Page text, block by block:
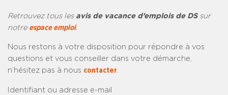
Retrouvez tous les avis de vacance d’emplois de DS sur
notre espace emploi.
Nous restons à votre disposition pour répondre à vos
questions et vous conseiller dans votre démarche,
n’hésitez pas à nous contacter.
Identifiant ou adresse e-mail